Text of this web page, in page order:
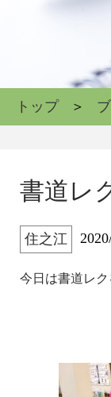
トップ
書道レ
住之江
今日は書道レ